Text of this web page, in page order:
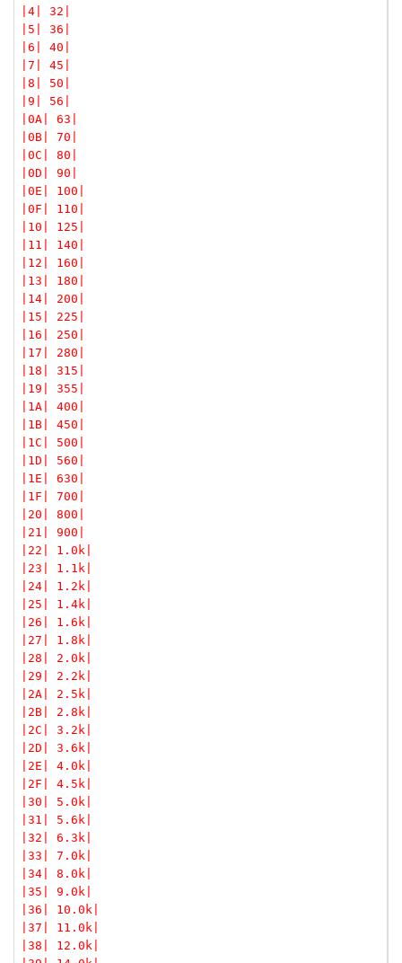
|4| 32|
|5| 36|
|6| 40|
|7| 45|
|8| 50|
|9| 56|
|0A| 63|
|0B| 70|
|0C| 80|
|0D| 90|
|0E| 100|
|0F| 110|
|10| 125|
|11| 140|
|12| 160|
|13| 180|
|14| 200|
|15| 225|
|16| 250|
|17| 280|
|18| 315|
|19| 355|
|1A| 400|
|1B| 450|
|1C| 500|
|1D| 560|
|1E| 630|
|1F| 700|
|20| 800|
|21| 900|
|22| 1.0k|
|23| 1.1k|
|24| 1.2k|
|25| 1.4k|
|26| 1.6k|
|27| 1.8k|
|28| 2.0k|
|29| 2.2k|
|2A| 2.5k|
|2B| 2.8k|
|2C| 3.2k|
|2D| 3.6k|
|2E| 4.0k|
|2F| 4.5k|
|30| 5.0k|
|31| 5.6k|
|32| 6.3k|
|33| 7.0k|
|34| 8.0k|
|35| 9.0k|
|36| 10.0k|
|37| 11.0k|
|38| 12.0k|